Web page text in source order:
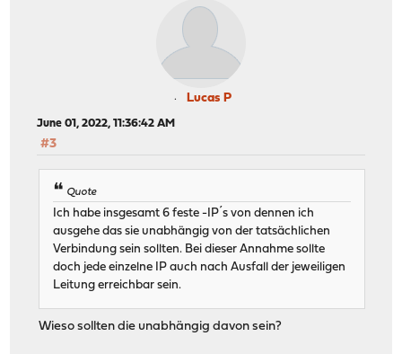
Lucas P
June 01, 2022, 11:36:42 AM
#3
Quote
Ich habe insgesamt 6 feste -IP´s von dennen ich
ausgehe das sie unabhängig von der tatsächlichen
Verbindung sein sollten. Bei dieser Annahme sollte
doch jede einzelne IP auch nach Ausfall der jeweiligen
Leitung erreichbar sein.
Wieso sollten die unabhängig davon sein?